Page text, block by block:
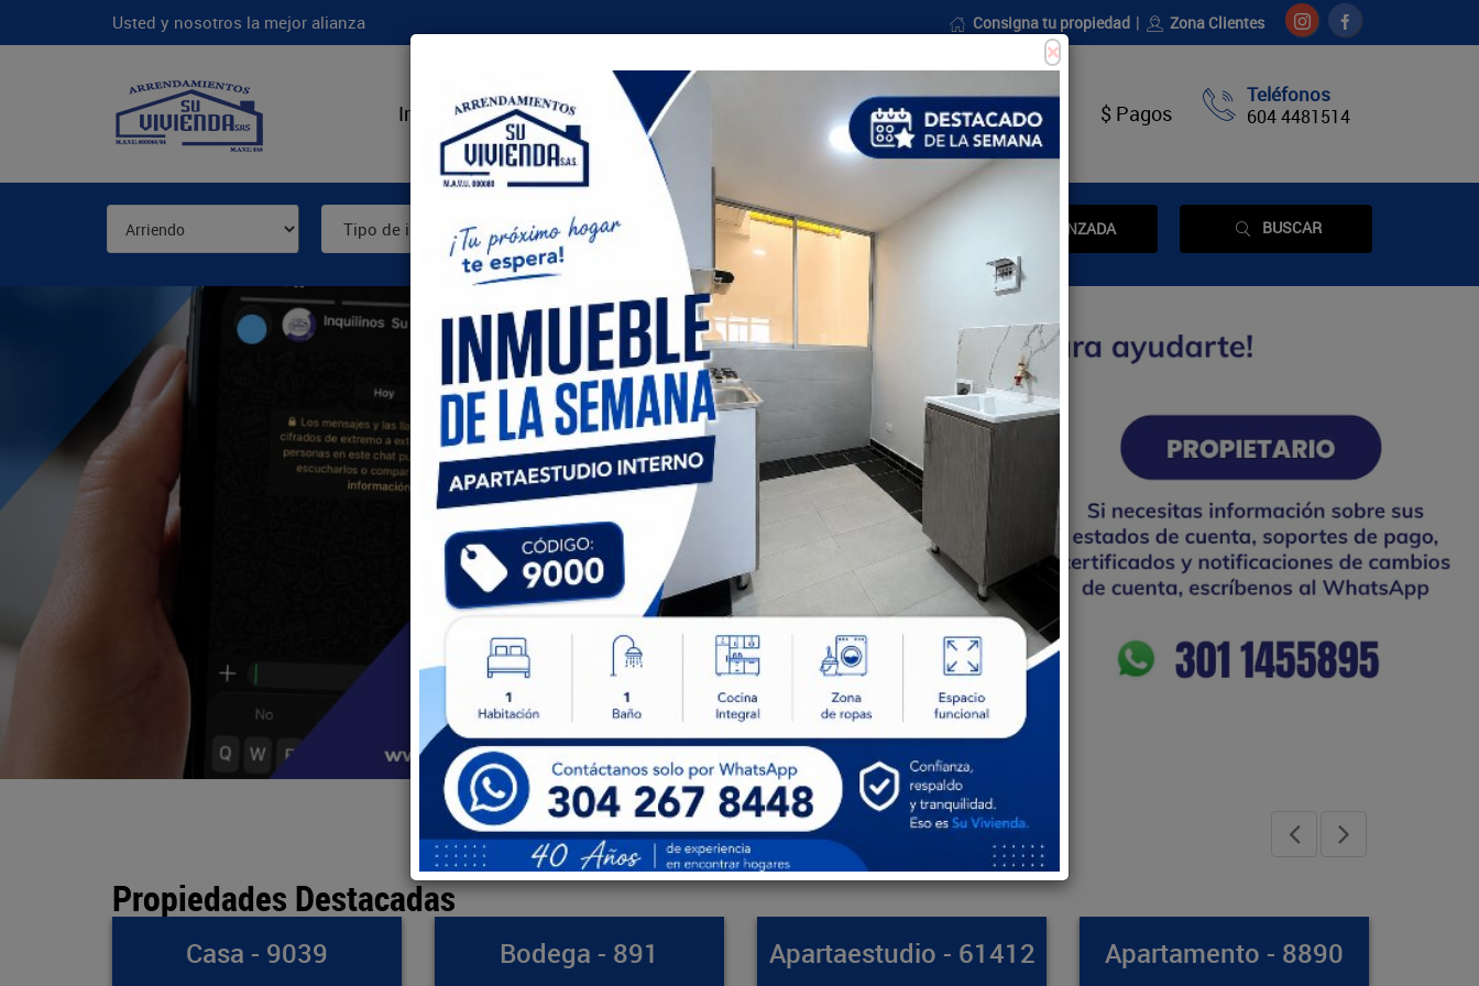
Usted y nosotros la mejor alianza Consigna tu propiedad Zona Clientes
Teléfonos
604 4481514
Inicio Nosotros Ventas Noticias Contáctenos $ Pagos
Tipo de inmueble Todas las ciudades AVANZADA BUSCAR
×
Propiedades Destacadas
Bodega - 891 Apartaestudio - 61412 Apartamento - 8890 Casa - 8971